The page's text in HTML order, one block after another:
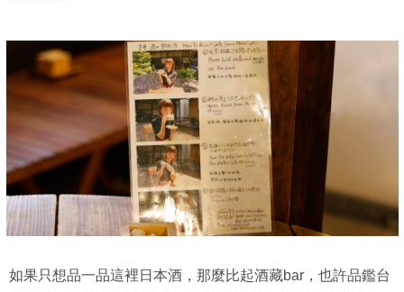
如果只想品一品這裡日本酒，那麼比起酒藏bar，也許品鑑台